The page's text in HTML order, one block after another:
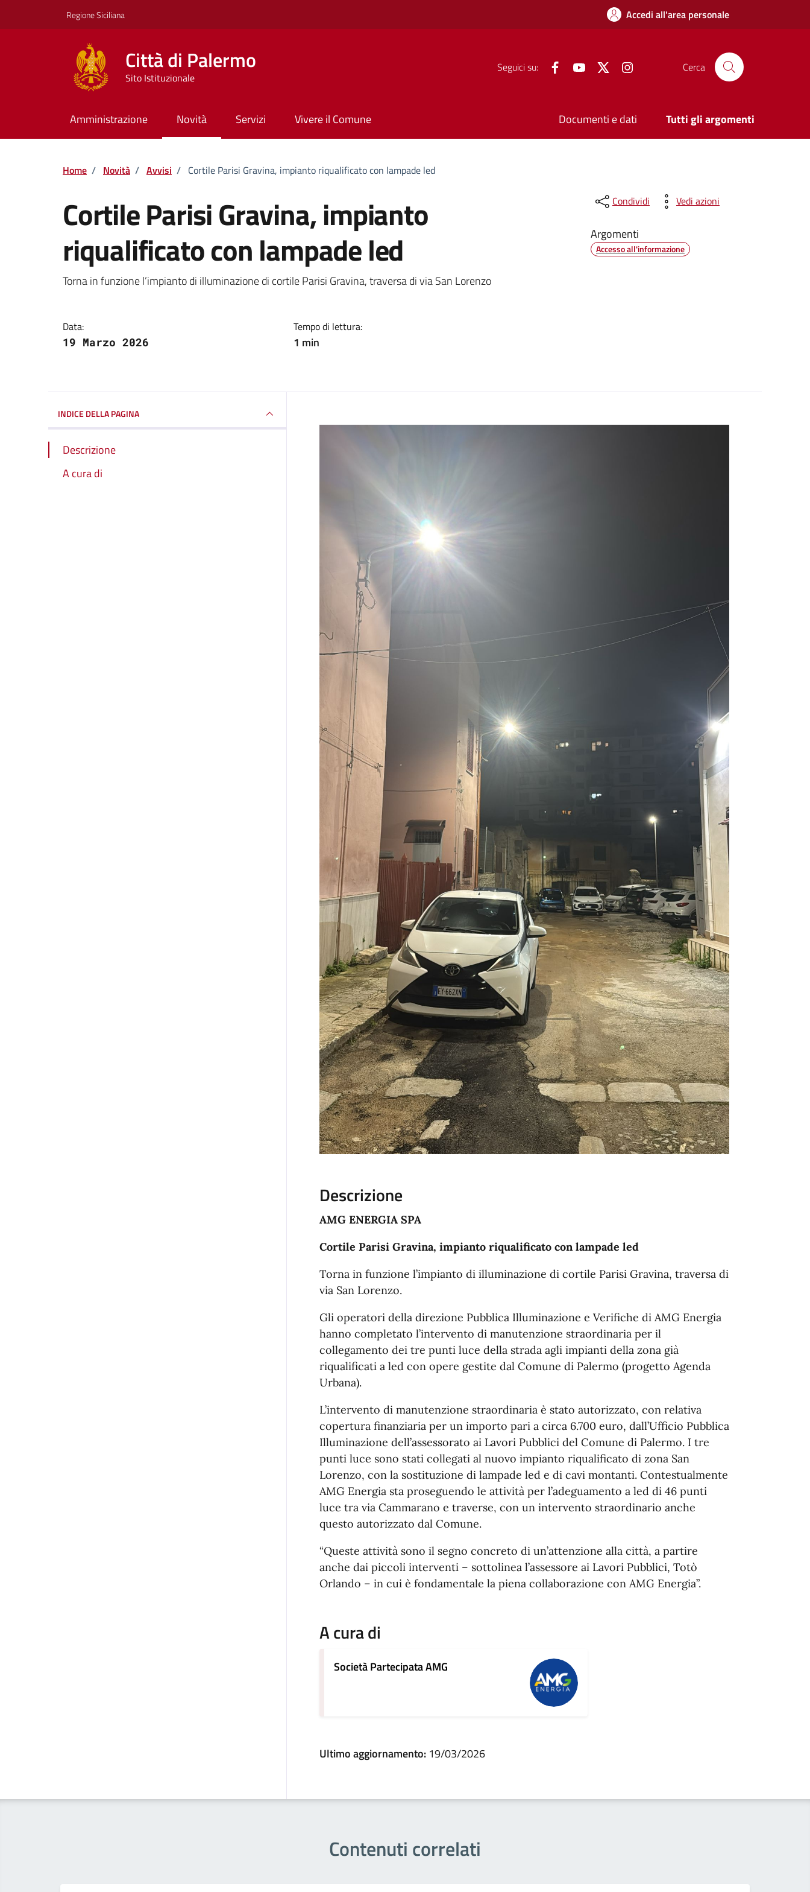
Regione Siciliana Accedi all'area personale
Città di Palermo
Sito Istituzionale
Seguici su: FacebookYouTube Twitter Cerca
Amministrazione Novità Servizi Vivere il Comune Documenti e dati Tutti gli argomenti
Home / Novità / Avvisi / Cortile Parisi Gravina, impianto riqualificato con lampade led
Cortile Parisi Gravina, impianto
riqualificato con lampade led
Dettagli della notizia
Torna in funzione l’impianto di illuminazione di cortile Parisi Gravina, traversa di via San Lorenzo
Data:
19 Marzo 2026
Tempo di lettura:
1 min
Condividi Vedi azioni
Argomenti
Accesso all'informazione
INDICE DELLA PAGINA
Descrizione
A cura di
Descrizione
AMG ENERGIA SPA
Cortile Parisi Gravina, impianto riqualificato con lampade led
Torna in funzione l’impianto di illuminazione di cortile Parisi Gravina, traversa di
via San Lorenzo.
Gli operatori della direzione Pubblica Illuminazione e Verifiche di AMG Energia
hanno completato l’intervento di manutenzione straordinaria per il
collegamento dei tre punti luce della strada agli impianti della zona già
riqualificati a led con opere gestite dal Comune di Palermo (progetto Agenda
Urbana).
L’intervento di manutenzione straordinaria è stato autorizzato, con relativa
copertura finanziaria per un importo pari a circa 6.700 euro, dall’Ufficio Pubblica
Illuminazione dell’assessorato ai Lavori Pubblici del Comune di Palermo. I tre
punti luce sono stati collegati al nuovo impianto riqualificato di zona San
Lorenzo, con la sostituzione di lampade led e di cavi montanti. Contestualmente
AMG Energia sta proseguendo le attività per l’adeguamento a led di 46 punti
luce tra via Cammarano e traverse, con un intervento straordinario anche
questo autorizzato dal Comune.
“Queste attività sono il segno concreto di un’attenzione alla città, a partire
anche dai piccoli interventi – sottolinea l’assessore ai Lavori Pubblici, Totò
Orlando – in cui è fondamentale la piena collaborazione con AMG Energia”.
A cura di
Società Partecipata AMG
Ultimo aggiornamento: 19/03/2026
Contenuti correlati